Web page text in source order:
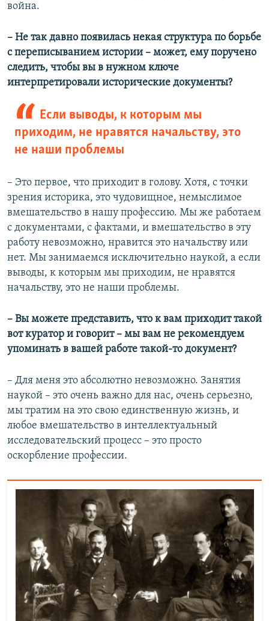
война.
– Не так давно появилась некая структура по борьбе
с переписыванием истории – может, ему поручено
следить, чтобы вы в нужном ключе
интерпретировали исторические документы?
Если выводы, к которым мы
приходим, не нравятся начальству, это
не наши проблемы
– Это первое, что приходит в голову. Хотя, с точки
зрения историка, это чудовищное, немыслимое
вмешательство в нашу профессию. Мы же работаем
с документами, с фактами, и вмешательство в эту
работу невозможно, нравится это начальству или
нет. Мы занимаемся исключительно наукой, а если
выводы, к которым мы приходим, не нравятся
начальству, это не наши проблемы.
– Вы можете представить, что к вам приходит такой
вот куратор и говорит – мы вам не рекомендуем
упоминать в вашей работе такой-то документ?
– Для меня это абсолютно невозможно. Занятия
наукой – это очень важно для нас, очень серьезно,
мы тратим на это свою единственную жизнь, и
любое вмешательство в интеллектуальный
исследовательский процесс – это просто
оскорбление профессии.